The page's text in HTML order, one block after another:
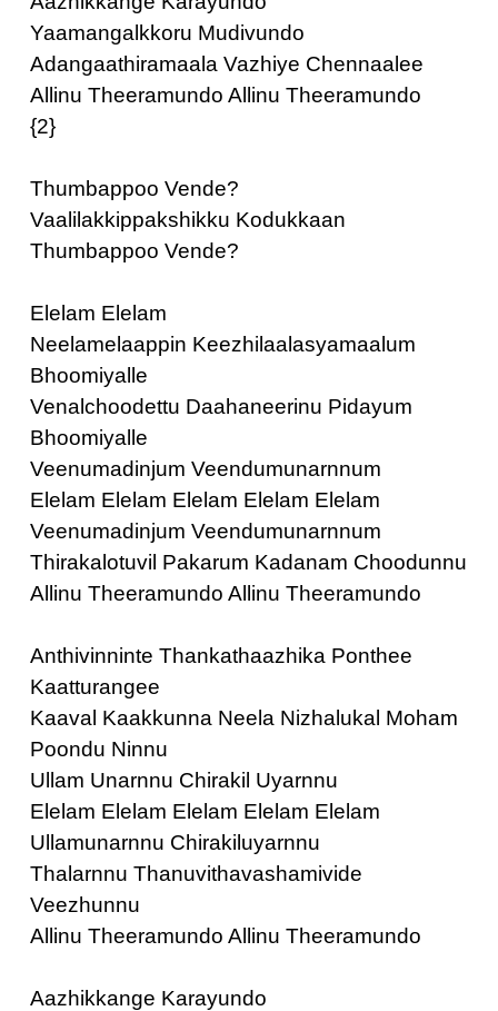
Yaamangalkkoru Mudivundo
Adangaathiramaala Vazhiye Chennaalee
Allinu Theeramundo Allinu Theeramundo
{2}
Thumbappoo Vende?
Vaalilakkippakshikku Kodukkaan
Thumbappoo Vende?
Elelam Elelam
Neelamelaappin Keezhilaalasyamaalum
Bhoomiyalle
Venalchoodettu Daahaneerinu Pidayum
Bhoomiyalle
Veenumadinjum Veendumunarnnum
Elelam Elelam Elelam Elelam Elelam
Veenumadinjum Veendumunarnnum
Thirakalotuvil Pakarum Kadanam Choodunnu
Allinu Theeramundo Allinu Theeramundo
Anthivinninte Thankathaazhika Ponthee
Kaatturangee
Kaaval Kaakkunna Neela Nizhalukal Moham
Poondu Ninnu
Ullam Unarnnu Chirakil Uyarnnu
Elelam Elelam Elelam Elelam Elelam
Ullamunarnnu Chirakiluyarnnu
Thalarnnu Thanuvithavashamivide
Veezhunnu
Allinu Theeramundo Allinu Theeramundo
Aazhikkange Karayundo